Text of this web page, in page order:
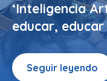
‘Inteligencia
educar,
Seguir leyendo